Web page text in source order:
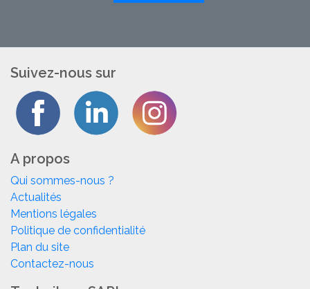
Suivez-nous sur
A propos
Qui sommes-nous ?
Actualités
Mentions légales
Politique de confidentialité
Plan du site
Contactez-nous